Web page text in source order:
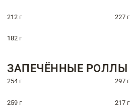
212 г 227 г
182 г
ЗАПЕЧЁННЫЕ РОЛЛЫ
254 г 297 г
259 г 217 г